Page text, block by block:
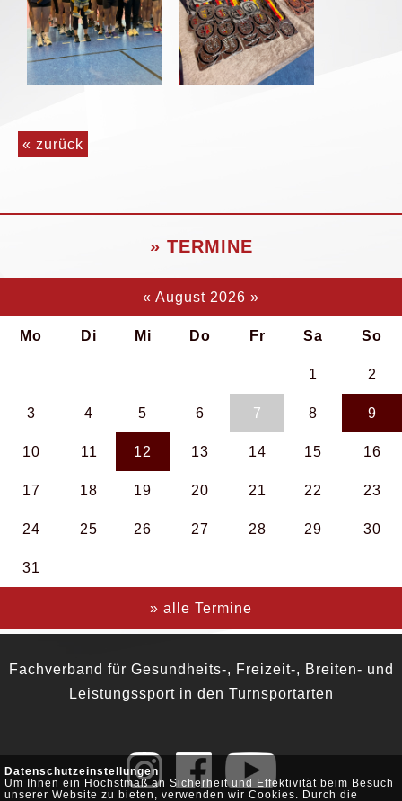
Datenschutzeinstellungen
Um Ihnen ein Höchstmaß an Sicherheit und Effektivität beim Besuch
unserer Website zu bieten, verwenden wir Cookies. Durch die
« zurück
» TERMINE
« August 2026 »
Mo Di Mi Do Fr Sa So
1 2
3 4 5 6 7 8 9
10 11 12 13 14 15 16
17 18 19 20 21 22 23
24 25 26 27 28 29 30
31
» alle Termine
Fachverband für Gesundheits-, Freizeit-, Breiten- und
Leistungssport in den Turnsportarten